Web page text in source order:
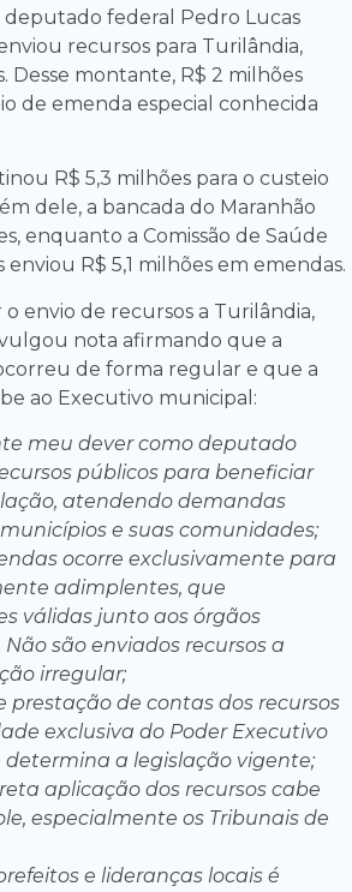
federal Pedro Lucas
recursos para Turilândia,
Desse montante, R$ 2 milhões
de emenda especial conhecida
R$ 5,3 milhões para o custeio
dele, a bancada do Maranhão
enquanto a Comissão de Saúde
R$ 5,1 milhões em emendas.
envio de recursos a Turilândia,
nota afirmando que a
de forma regular e que a
ao Executivo municipal:
meu dever como deputado
públicos para beneficiar
atendendo demandas
e suas comunidades;
ocorre exclusivamente para
adimplentes, que
válidas junto aos órgãos
são enviados recursos a
irregular;
prestação de contas dos recursos
exclusiva do Poder Executivo
a legislação vigente;
aplicação dos recursos cabe
especialmente os Tribunais de
e lideranças locais é